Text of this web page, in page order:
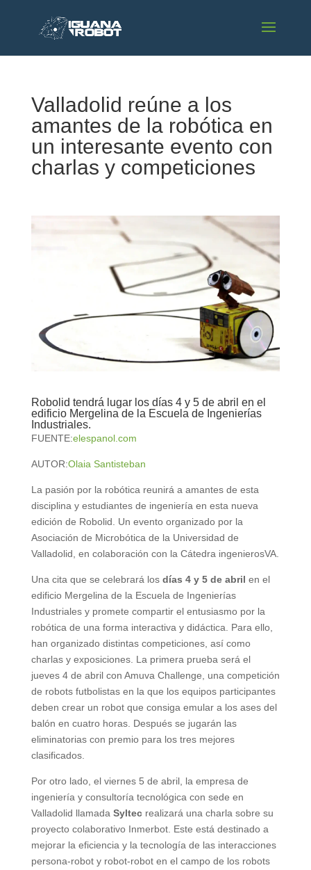
Valladolid reúne a los
amantes de la robótica en
un interesante evento con
charlas y competiciones
Robolid tendrá lugar los días 4 y 5 de abril en el
edificio Mergelina de la Escuela de Ingenierías
Industriales.
FUENTE:elespanol.com
AUTOR:Olaia Santisteban
La pasión por la robótica reunirá a amantes de esta
disciplina y estudiantes de ingeniería en esta nueva
edición de Robolid. Un evento organizado por la
Asociación de Microbótica de la Universidad de
Valladolid, en colaboración con la Cátedra ingenierosVA.
Una cita que se celebrará los días 4 y 5 de abril en el
edificio Mergelina de la Escuela de Ingenierías
Industriales y promete compartir el entusiasmo por la
robótica de una forma interactiva y didáctica. Para ello,
han organizado distintas competiciones, así como
charlas y exposiciones. La primera prueba será el
jueves 4 de abril con Amuva Challenge, una competición
de robots futbolistas en la que los equipos participantes
deben crear un robot que consiga emular a los ases del
balón en cuatro horas. Después se jugarán las
eliminatorias con premio para los tres mejores
clasificados.
Por otro lado, el viernes 5 de abril, la empresa de
ingeniería y consultoría tecnológica con sede en
Valladolid llamada Syltecrealizará una charla sobre su
proyecto colaborativo Inmerbot. Este está destinado a
mejorar la eficiencia y la tecnología de las interacciones
persona-robot y robot-robot en el campo de los robots